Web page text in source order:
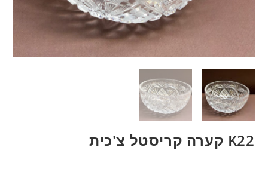
K22 קערה קריסטל צ'כית